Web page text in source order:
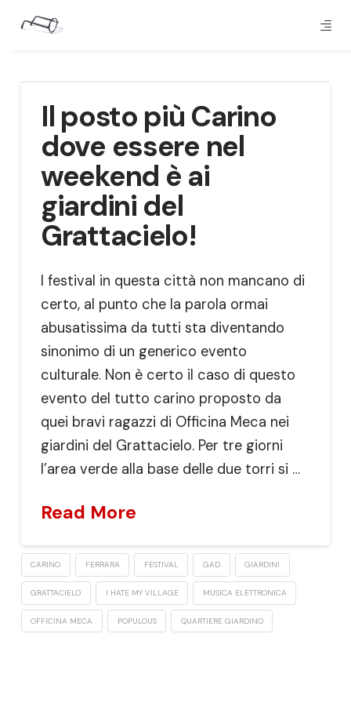
Il posto più Carino
dove essere nel
weekend è ai
giardini del
Grattacielo!
I festival in questa città non mancano di
certo, al punto che la parola ormai
abusatissima da tutti sta diventando
sinonimo di un generico evento
culturale. Non è certo il caso di questo
evento del tutto carino proposto da
quei bravi ragazzi di Officina Meca nei
giardini del Grattacielo. Per tre giorni
l’area verde alla base delle due torri si …
Read More
CARINO FERRARA FESTIVAL GAD GIARDINI
GRATTACIELO I HATE MY VILLAGE MUSICA ELETTRONICA
OFFICINA MECA POPULOUS QUARTIERE GIARDINO